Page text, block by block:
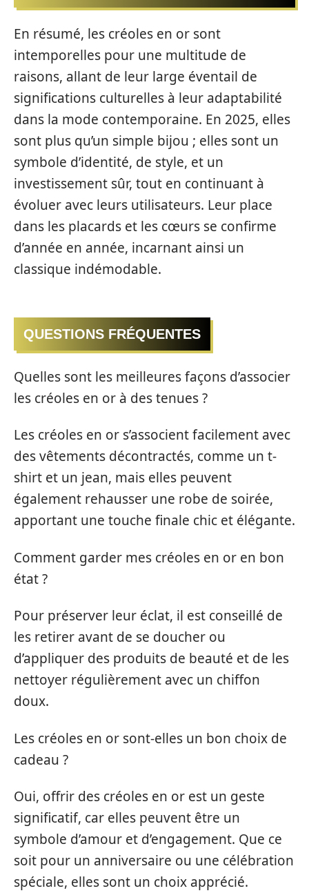
En résumé, les créoles en or sont
intemporelles pour une multitude de
raisons, allant de leur large éventail de
significations culturelles à leur adaptabilité
dans la mode contemporaine. En 2025, elles
sont plus qu’un simple bijou ; elles sont un
symbole d’identité, de style, et un
investissement sûr, tout en continuant à
évoluer avec leurs utilisateurs. Leur place
dans les placards et les cœurs se confirme
d’année en année, incarnant ainsi un
classique indémodable.
QUESTIONS FRÉQUENTES
Quelles sont les meilleures façons d’associer
les créoles en or à des tenues ?
Les créoles en or s’associent facilement avec
des vêtements décontractés, comme un t-
shirt et un jean, mais elles peuvent
également rehausser une robe de soirée,
apportant une touche finale chic et élégante.
Comment garder mes créoles en or en bon
état ?
Pour préserver leur éclat, il est conseillé de
les retirer avant de se doucher ou
d’appliquer des produits de beauté et de les
nettoyer régulièrement avec un chiffon
doux.
Les créoles en or sont-elles un bon choix de
cadeau ?
Oui, offrir des créoles en or est un geste
significatif, car elles peuvent être un
symbole d’amour et d’engagement. Que ce
soit pour un anniversaire ou une célébration
spéciale, elles sont un choix apprécié.